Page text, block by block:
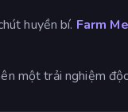
huyền bí. Farm
một trải nghiệm